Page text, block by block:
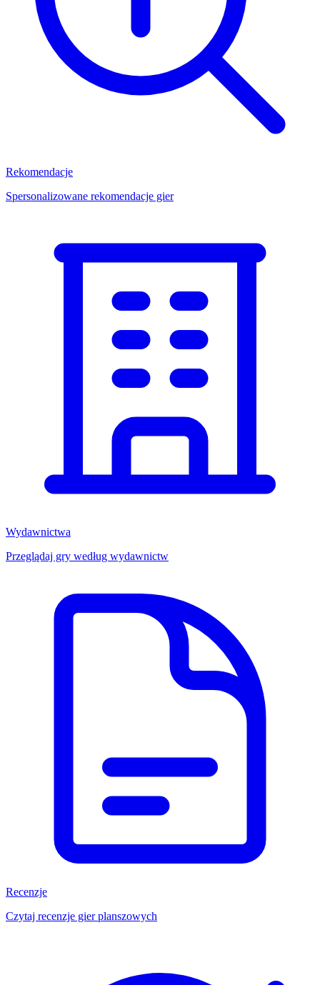
Rekomendacje
Spersonalizowane rekomendacje gier
Wydawnictwa
Przeglądaj gry według wydawnictw
Recenzje
Czytaj recenzje gier planszowych